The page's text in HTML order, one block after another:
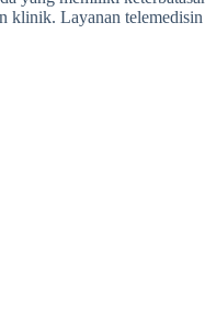
klinik. Layanan telemedisin